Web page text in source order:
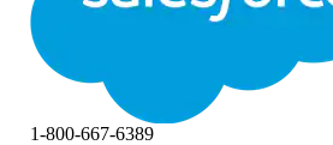
Log in to Marketing
account name in the
Confirm the displayed
digits).
1-800-667-6389